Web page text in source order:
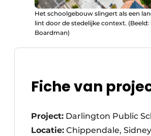
Het schoolgebouw slingert als een
lint door de stedelijke context.
Boardman)
Fiche van
Project: Darlington Public
Locatie: Chippendale,